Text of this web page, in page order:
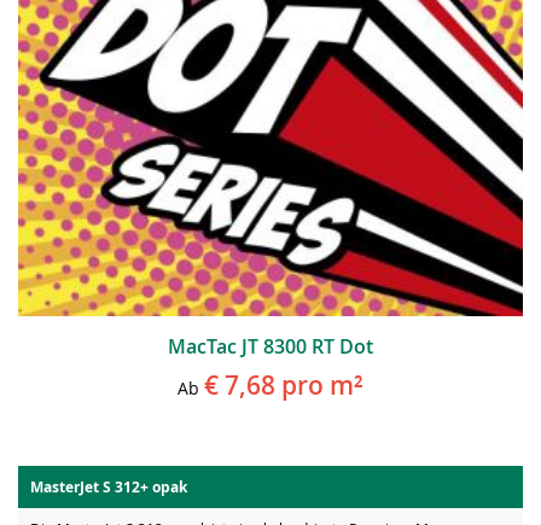
MacTac JT 8300 RT Dot
Ab € 7,68 pro m²
MasterJet S 312+ opak